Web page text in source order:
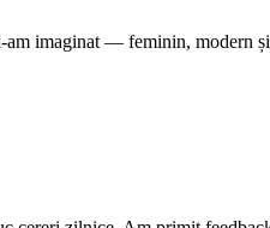
am imaginat — feminin, modern